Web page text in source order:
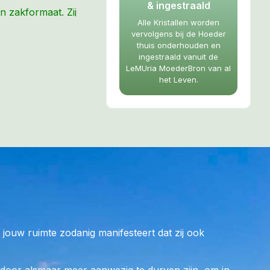
zakformaat. Zij
Hathor Venus
onder
energieën van
& ingestraald
Alle Kristallen worden
vervolgens bij de Hoeder
thuis onderhouden en
ingestraald vanuit de
LeMUria MoederBron van al
het Leven.
ruimte zodanig manifesteert dat zij ook